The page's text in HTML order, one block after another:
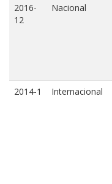
2016-
12
Nacional
2014-1 Internacional